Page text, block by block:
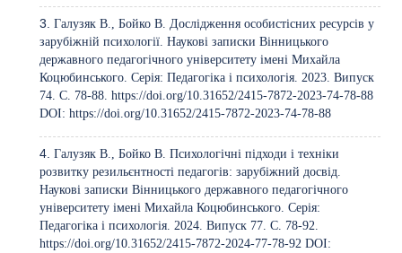
Галузяк В., Бойко В. Дослідження особистісних ресурсів у
зарубіжній психології. Наукові записки Вінницького
державного педагогічного університету імені Михайла
Коцюбинського. Серія: Педагогіка і психологія. 2023. Випуск
74. С. 78-88. https://doi.org/10.31652/2415-7872-2023-74-78-88
DOI: https://doi.org/10.31652/2415-7872-2023-74-78-88
Галузяк В., Бойко В. Психологічні підходи і техніки
розвитку резильєнтності педагогів: зарубіжний досвід.
Наукові записки Вінницького державного педагогічного
університету імені Михайла Коцюбинського. Серія:
Педагогіка і психологія. 2024. Випуск 77. С. 78-92.
https://doi.org/10.31652/2415-7872-2024-77-78-92 DOI: